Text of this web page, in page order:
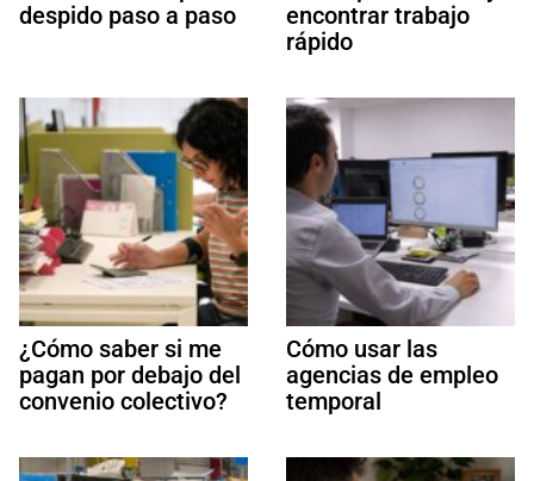
despido paso a paso
encontrar trabajo
rápido
¿Cómo saber si me
pagan por debajo del
convenio colectivo?
Cómo usar las
agencias de empleo
temporal